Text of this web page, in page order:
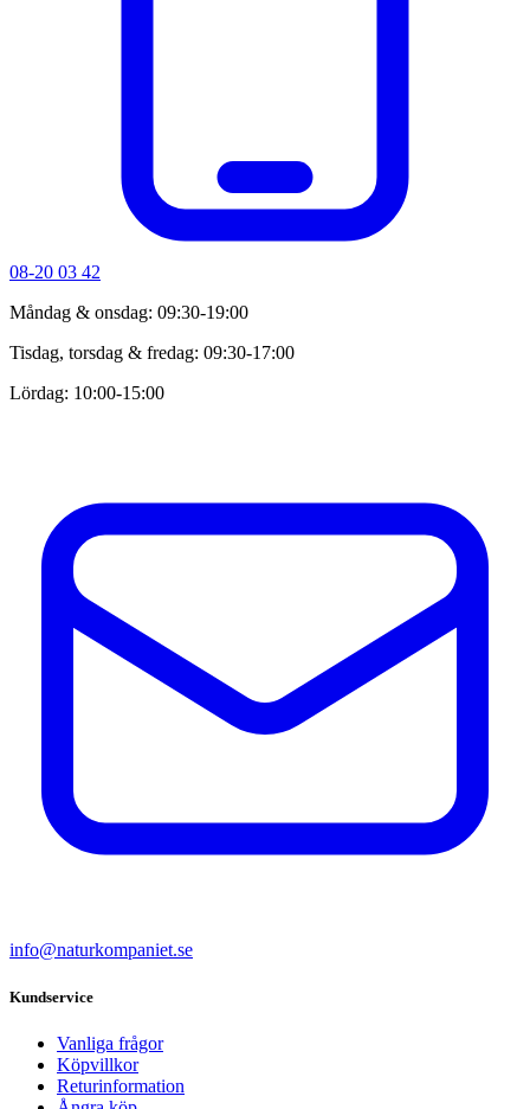
08-20 03 42
Måndag & onsdag: 09:30-19:00
Tisdag, torsdag & fredag: 09:30-17:00
Lördag: 10:00-15:00
info@naturkompaniet.se
Kundservice
Vanliga frågor
Köpvillkor
Returinformation